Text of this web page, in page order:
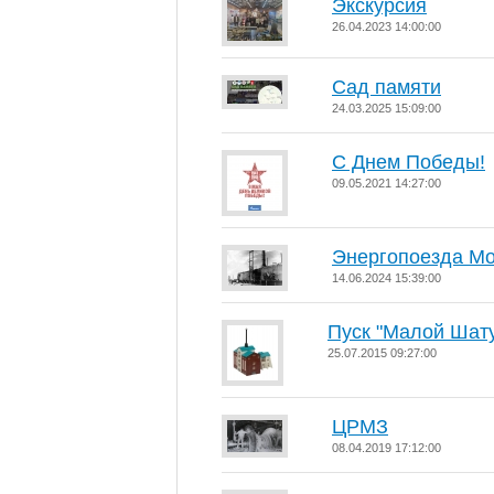
Экскурсия
26.04.2023 14:00:00
Сад памяти
24.03.2025 15:09:00
С Днем Победы!
09.05.2021 14:27:00
Энергопоезда
14.06.2024 15:39:00
Пуск "Малой
25.07.2015 09:27:00
ЦРМЗ
08.04.2019 17:12:00